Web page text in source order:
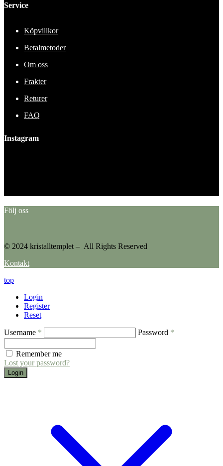
Service
Köpvillkor
Betalmetoder
Om oss
Frakter
Returer
FAQ
Instagram
Följ oss
© 2024 kristalltemplet – All Rights Reserved
Kontakt
top
Login
Register
Reset
Username * Password *
Remember me
Lost your password?
Login